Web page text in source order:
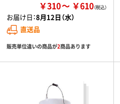
￥310 ￥610
お届け日：8月12日（水）
直送品
販売単位違いの商品が2商品あります